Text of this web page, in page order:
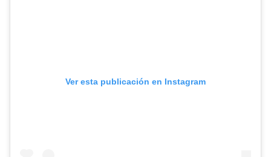
Ver esta publicación en Instagram